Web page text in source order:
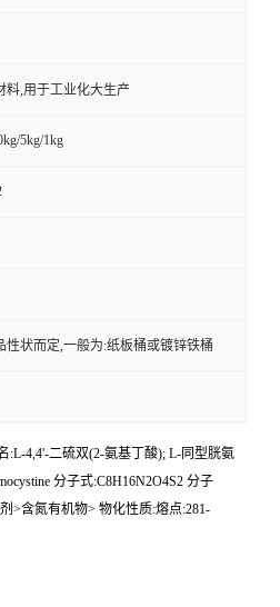
料,用于工业化大生产
5kg/1kg
性状而定,一般为:纸板桶或镀锌铁桶
:L-4,4'-二硫双(2-氨基丁酸); L-同型胱氨
分子式:C8H16N2O4S2 分子
>含氮有机物> 物化性质:熔点:281-